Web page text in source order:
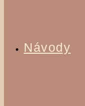
Návody